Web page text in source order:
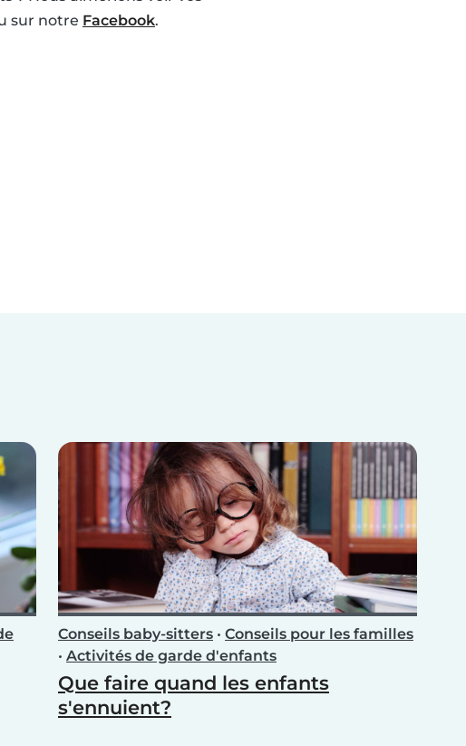
sur notre Facebook.
Conseils baby-sitters • Conseils pour les familles
• Activités de garde d'enfants
Que faire quand les enfants
s'ennuient?